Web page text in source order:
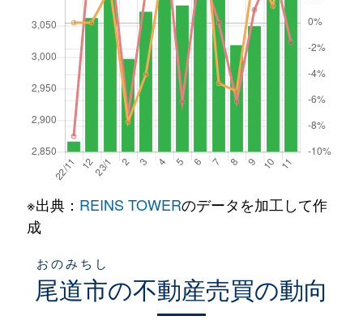
※出典： REINS TOWERのデータを加工して作
成
尾道市
おのみちし
の不動産売買の動向